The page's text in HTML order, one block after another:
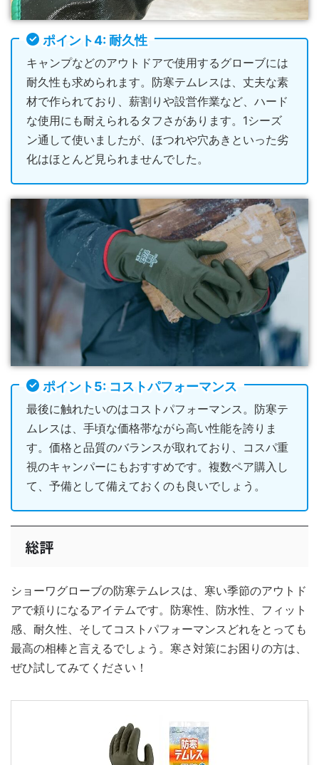
ポイント4: 耐久性
キャンプなどのアウトドアで使用するグローブには
耐久性も求められます。防寒テムレスは、丈夫な素
材で作られており、薪割りや設営作業など、ハード
な使用にも耐えられるタフさがあります。1シーズ
ン通して使いましたが、ほつれや穴あきといった劣
化はほとんど見られませんでした。
ポイント5: コストパフォーマンス
最後に触れたいのはコストパフォーマンス。防寒テ
ムレスは、手頃な価格帯ながら高い性能を誇りま
す。価格と品質のバランスが取れており、コスパ重
視のキャンパーにもおすすめです。複数ペア購入し
て、予備として備えておくのも良いでしょう。
総評
ショーワグローブの防寒テムレスは、寒い季節のアウトド
アで頼りになるアイテムです。防寒性、防水性、フィット
感、耐久性、そしてコストパフォーマンスどれをとっても
最高の相棒と言えるでしょう。寒さ対策にお困りの方は、
ぜひ試してみてください！